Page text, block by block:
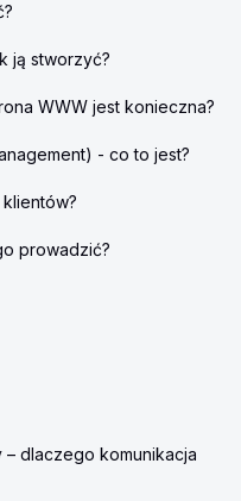
ją stworzyć?
WWW jest konieczna?
- co to jest?
prowadzić?
dlaczego komunikacja